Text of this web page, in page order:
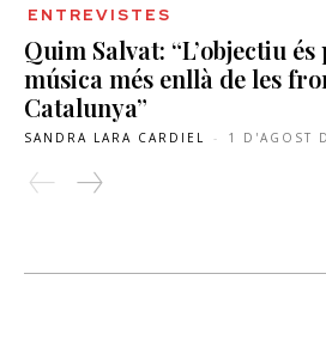
ENTREVISTES
Quim Salvat: “L’objectiu
música més enllà de les
Catalunya”
SANDRA LARA CARDIEL - 1 D'AGOST